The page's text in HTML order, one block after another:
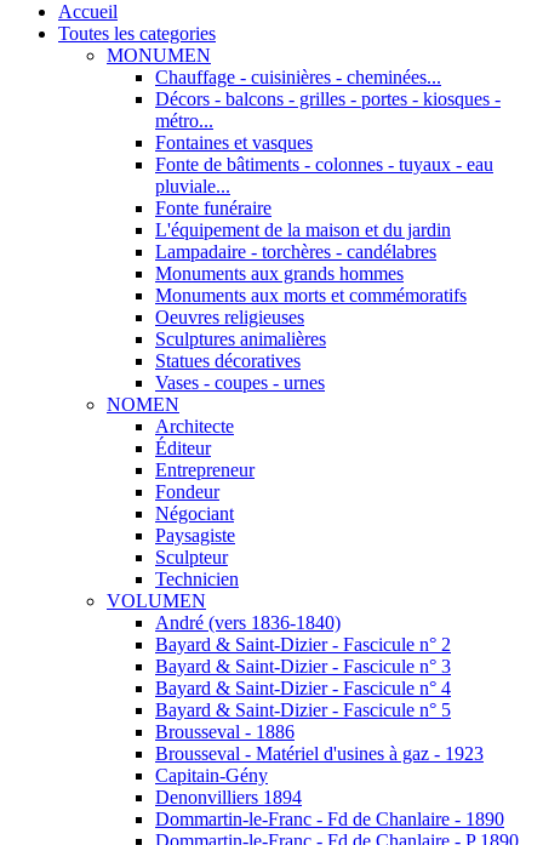
Accueil
Toutes les categories
MONUMEN
Chauffage - cuisinières - cheminées...
Décors - balcons - grilles - portes - kiosques -
métro...
Fontaines et vasques
Fonte de bâtiments - colonnes - tuyaux - eau
pluviale...
Fonte funéraire
L'équipement de la maison et du jardin
Lampadaire - torchères - candélabres
Monuments aux grands hommes
Monuments aux morts et commémoratifs
Oeuvres religieuses
Sculptures animalières
Statues décoratives
Vases - coupes - urnes
NOMEN
Architecte
Éditeur
Entrepreneur
Fondeur
Négociant
Paysagiste
Sculpteur
Technicien
VOLUMEN
André (vers 1836-1840)
Bayard & Saint-Dizier - Fascicule n° 2
Bayard & Saint-Dizier - Fascicule n° 3
Bayard & Saint-Dizier - Fascicule n° 4
Bayard & Saint-Dizier - Fascicule n° 5
Brousseval - 1886
Brousseval - Matériel d'usines à gaz - 1923
Capitain-Gény
Denonvilliers 1894
Dommartin-le-Franc - Fd de Chanlaire - 1890
Dommartin-le-Franc - Fd de Chanlaire - P 1890